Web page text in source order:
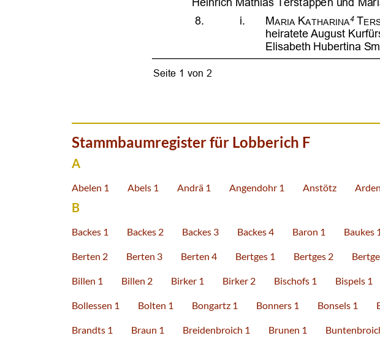
     

Stammbaumregister für Lobberich F
A
Abelen 1 Abels 1 Andrä 1 Angendohr 1 Anstötz
B
Backes 1 Backes 2 Backes 3 Backes 4 Baron 1 Baukes 1
Berten 2 Berten 3 Berten 4 Bertges 1 Bertges 2
Billen 1 Billen 2 Birker 1 Birker 2 Bischofs 1 Bispels 1
Bollessen 1 Bolten 1 Bongartz 1 Bonners 1 Bonsels 1
Brandts 1 Braun 1 Breidenbroich 1 Brunen 1